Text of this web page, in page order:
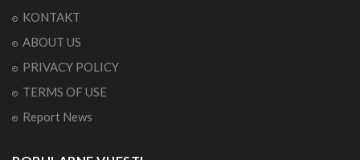
KONTAKT
ABOUT US
PRIVACY POLICY
TERMS OF USE
Report News